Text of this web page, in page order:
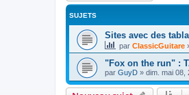
SUJETS
Sites avec des
par ClassicGuitare
"Fox on the run" :
par GuyD » dim. mai 08,